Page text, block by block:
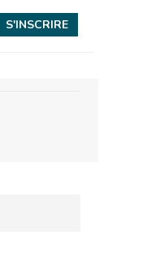
S'INSCRIRE